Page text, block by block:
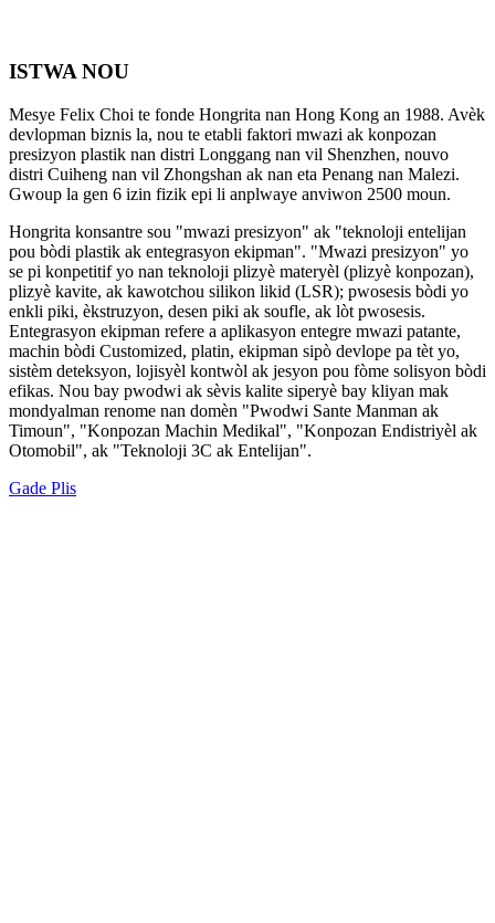
ISTWA NOU
Mesye Felix Choi te fonde Hongrita nan Hong Kong an 1988. Avèk
devlopman biznis la, nou te etabli faktori mwazi ak konpozan
presizyon plastik nan distri Longgang nan vil Shenzhen, nouvo
distri Cuiheng nan vil Zhongshan ak nan eta Penang nan Malezi.
Gwoup la gen 6 izin fizik epi li anplwaye anviwon 2500 moun.
Hongrita konsantre sou "mwazi presizyon" ak "teknoloji entelijan
pou bòdi plastik ak entegrasyon ekipman". "Mwazi presizyon" yo
se pi konpetitif yo nan teknoloji plizyè materyèl (plizyè konpozan),
plizyè kavite, ak kawotchou silikon likid (LSR); pwosesis bòdi yo
enkli piki, èkstruzyon, desen piki ak soufle, ak lòt pwosesis.
Entegrasyon ekipman refere a aplikasyon entegre mwazi patante,
machin bòdi Customized, platin, ekipman sipò devlope pa tèt yo,
sistèm deteksyon, lojisyèl kontwòl ak jesyon pou fòme solisyon bòdi
efikas. Nou bay pwodwi ak sèvis kalite siperyè bay kliyan mak
mondyalman renome nan domèn "Pwodwi Sante Manman ak
Timoun", "Konpozan Machin Medikal", "Konpozan Endistriyèl ak
Otomobil", ak "Teknoloji 3C ak Entelijan".
Gade Plis